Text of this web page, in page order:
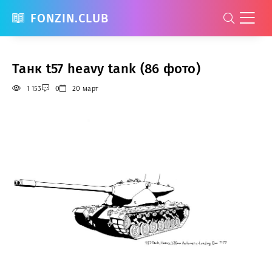
FONZIN.CLUB
Танк t57 heavy tank (86 фото)
1 153 0 20 март